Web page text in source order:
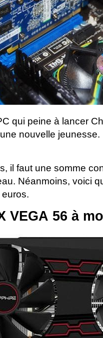
qui peine à lancer
nouvelle
il faut une somme
Néanmoins, voici
VEGA 56 à